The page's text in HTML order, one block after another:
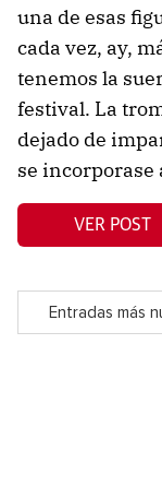
una de esas
cada vez, ay,
tenemos la
festival. La
dejado de
se incorporase
VER POST
Entradas más